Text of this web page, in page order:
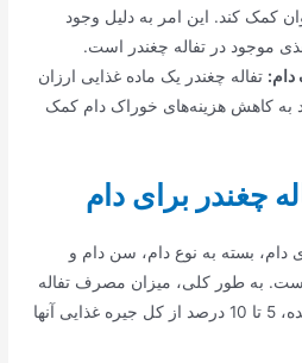
کمک کند. این امر به دلیل وجود
موجود در تفاله چغندر است.
تفاله چغندر یک ماده غذایی ارزان
به کاهش هزینه‌های خوراک دام کمک
چغندر برای دام
دام، بسته به نوع دام، سن دام و
به طور کلی، میزان مصرف تفاله
چغندر برای دام‌های نشخوارکننده، 5 تا 10 درصد از کل جیره غذایی آنها